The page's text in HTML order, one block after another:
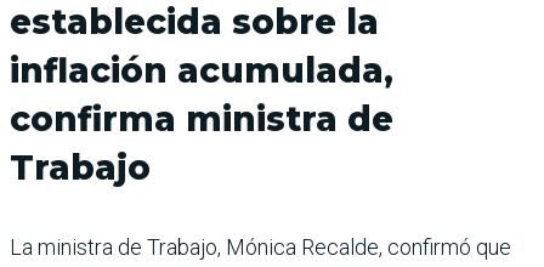
establecida sobre la
inflación acumulada,
confirma ministra de
Trabajo
La ministra de Trabajo, Mónica Recalde, confirmó que